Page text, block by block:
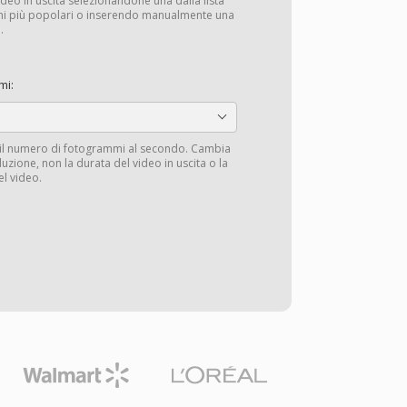
più popolari o inserendo manualmente una
numero di fotogrammi al secondo. Cambia
non la durata del video in uscita o la
video.